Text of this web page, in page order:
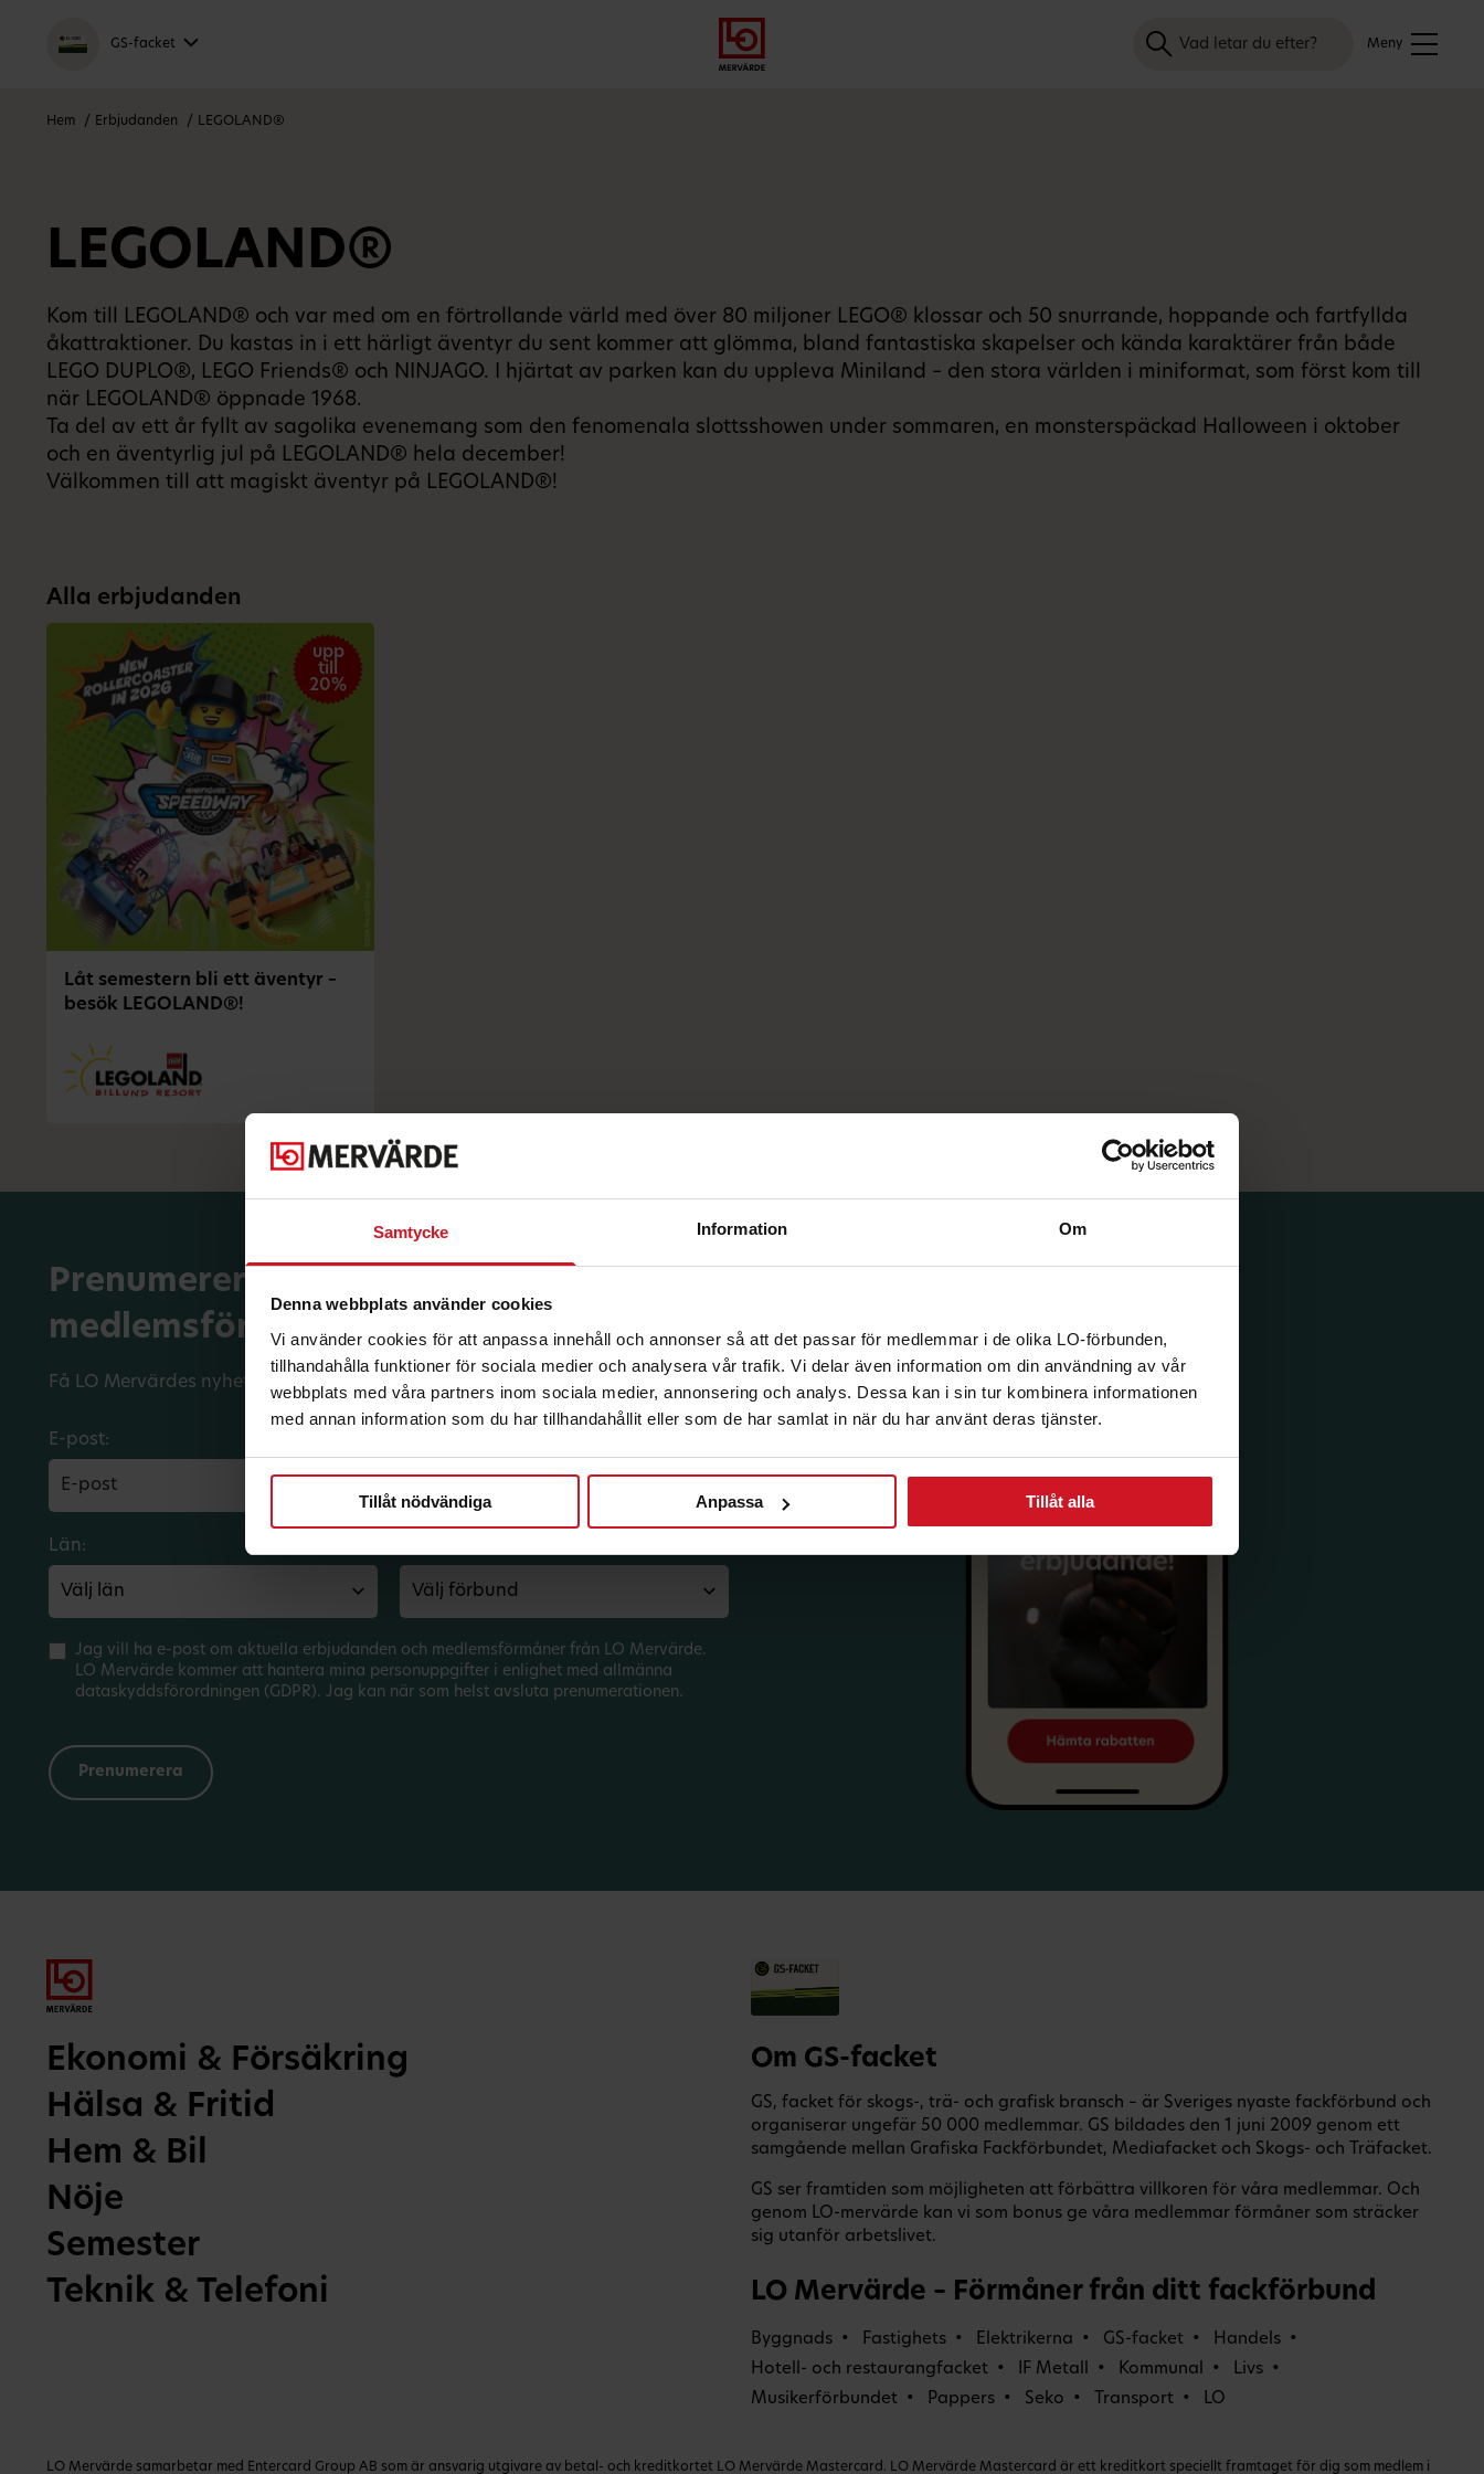
Samtycke Information Om
Denna webbplats använder cookies
Vi använder cookies för att anpassa innehåll och annonser så att det passar för medlemmar i de olika LO-förbunden,
tillhandahålla funktioner för sociala medier och analysera vår trafik. Vi delar även information om din användning av vår
webbplats med våra partners inom sociala medier, annonsering och analys. Dessa kan i sin tur kombinera informationen
med annan information som du har tillhandahållit eller som de har samlat in när du har använt deras tjänster.
Tillåt nödvändiga Anpassa Tillåt alla
till
meny
in
till
innehåll
GS-facket Meny
Sök
Hem Erbjudanden LEGOLAND®
LEGOLAND®
Kom till LEGOLAND® och var med om en förtrollande värld med över 80 miljoner LEGO® klossar och 50 snurrande, hoppande och fartfyllda
åkattraktioner. Du kastas in i ett härligt äventyr du sent kommer att glömma, bland fantastiska skapelser och kända karaktärer från både
LEGO DUPLO®, LEGO Friends® och NINJAGO. I hjärtat av parken kan du uppleva Miniland – den stora världen i miniformat, som först kom till
när LEGOLAND® öppnade 1968.
Ta del av ett år fyllt av sagolika evenemang som den fenomenala slottsshowen under sommaren, en monsterspäckad Halloween i oktober
och en äventyrlig jul på LEGOLAND® hela december!
Välkommen till att magiskt äventyr på LEGOLAND®!
Alla erbjudanden
upp
till
20%
Låt semestern bli ett äventyr –
besök LEGOLAND®!
Prenumerera på dina
medlemsförmåner.
Få LO Mervärdes nyhetsbrev varje månad till din inkorg.
E-post:
Län:
Jag vill ha e-post om aktuella erbjudanden och medlemsförmåner från LO Mervärde.
LO Mervärde kommer att hantera mina personuppgifter i enlighet med allmänna
dataskyddsförordningen (GDPR). Jag kan när som helst avsluta prenumerationen.
Ekonomi & Försäkring
Hälsa & Fritid
Hem & Bil
Nöje
Semester
Teknik & Telefoni
Om GS-facket
GS, facket för skogs-, trä- och grafisk bransch – är Sveriges nyaste fackförbund och
organiserar ungefär 50 000 medlemmar. GS bildades den 1 juni 2009 genom ett
samgående mellan Grafiska Fackförbundet, Mediafacket och Skogs- och Träfacket.
GS ser framtiden som möjligheten att förbättra villkoren för våra medlemmar. Och
genom LO-mervärde kan vi som bonus ge våra medlemmar förmåner som sträcker
sig utanför arbetslivet.
LO Mervärde – Förmåner från ditt fackförbund
Byggnads Fastighets Elektrikerna GS-facket
Handels
Hotell- och restaurangfacket
IF Metall Kommunal
Livs
Musikerförbundet
Pappers Seko Transport LO
LO Mervärde samarbetar med Entercard Group AB som är ansvarig utgivare av betal- och kreditkortet LO Mervärde Mastercard. LO Mervärde Mastercard är ett kreditkort speciellt framtaget för dig som medlem i